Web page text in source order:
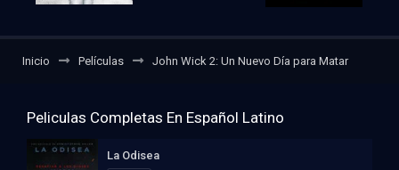
Inicio Películas John Wick 2: Un Nuevo Día para Matar
Peliculas Completas En Español Latino
La Odisea